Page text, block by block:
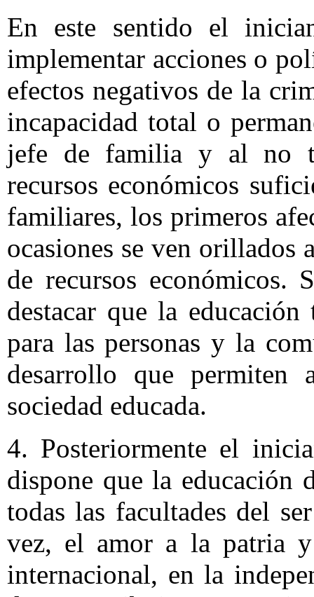
En este sentido el
implementar acciones o
efectos negativos de la
incapacidad total o
jefe de familia y al no
recursos económicos
familiares, los primeros
ocasiones se ven orillados
de recursos económicos.
destacar que la
para las personas y la
desarrollo que
sociedad educada.
4. Posteriormente el
dispone que la educación
todas las facultades del
vez, el amor a la patria
internacional, en la